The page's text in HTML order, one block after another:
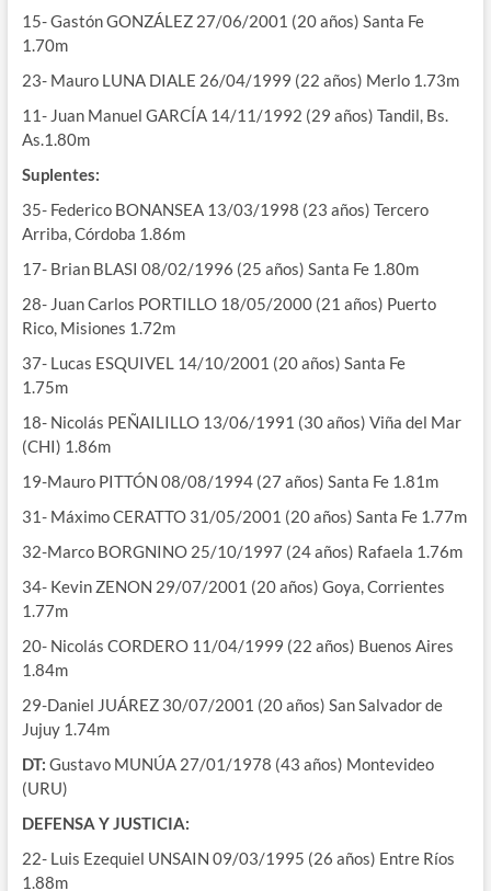
15- Gastón GONZÁLEZ 27/06/2001 (20 años) Santa Fe
1.70m
23- Mauro LUNA DIALE 26/04/1999 (22 años) Merlo 1.73m
11- Juan Manuel GARCÍA 14/11/1992 (29 años) Tandil, Bs.
As.1.80m
Suplentes:
35- Federico BONANSEA 13/03/1998 (23 años) Tercero
Arriba, Córdoba 1.86m
17- Brian BLASI 08/02/1996 (25 años) Santa Fe 1.80m
28- Juan Carlos PORTILLO 18/05/2000 (21 años) Puerto
Rico, Misiones 1.72m
37- Lucas ESQUIVEL 14/10/2001 (20 años) Santa Fe
1.75m
18- Nicolás PEÑAILILLO 13/06/1991 (30 años) Viña del Mar
(CHI) 1.86m
19-Mauro PITTÓN 08/08/1994 (27 años) Santa Fe 1.81m
31- Máximo CERATTO 31/05/2001 (20 años) Santa Fe 1.77m
32-Marco BORGNINO 25/10/1997 (24 años) Rafaela 1.76m
34- Kevin ZENON 29/07/2001 (20 años) Goya, Corrientes
1.77m
20- Nicolás CORDERO 11/04/1999 (22 años) Buenos Aires
1.84m
29-Daniel JUÁREZ 30/07/2001 (20 años) San Salvador de
Jujuy 1.74m
DT: Gustavo MUNÚA 27/01/1978 (43 años) Montevideo
(URU)
DEFENSA Y JUSTICIA:
22- Luis Ezequiel UNSAIN 09/03/1995 (26 años) Entre Ríos
1.88m